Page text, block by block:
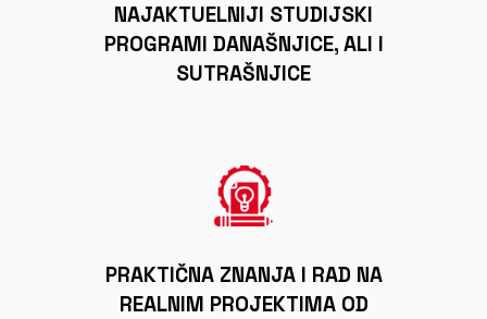
NAJAKTUELNIJI STUDIJSKI
PROGRAMI DANAŠNJICE, ALI I
SUTRAŠNJICE
PRAKTIČNA ZNANJA I RAD NA
REALNIM PROJEKTIMA OD